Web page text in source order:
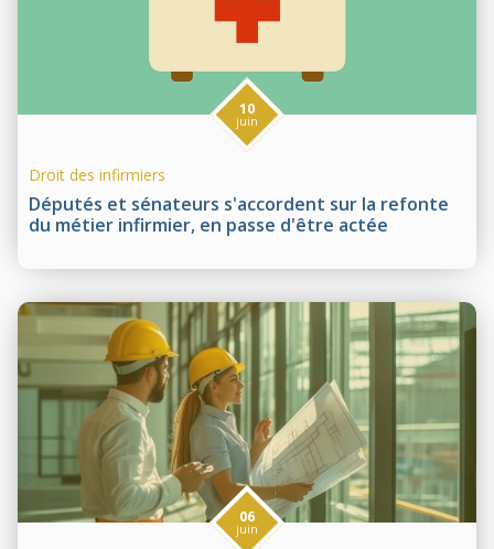
Députés et sénateurs s'accordent sur la refonte
du métier infirmier, en passe d'être actée
10
juin
Droit des infirmiers
06
juin